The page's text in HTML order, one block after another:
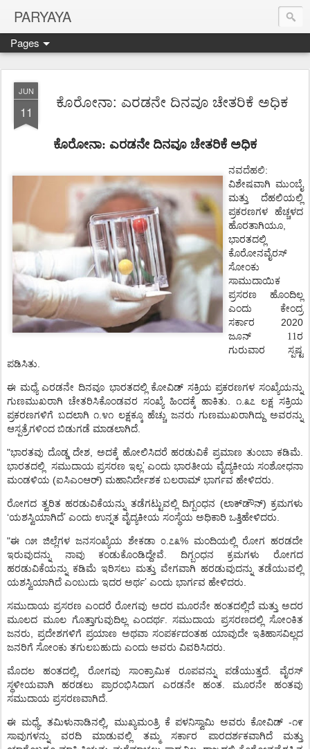
PARYAYA
Pages
JUN
11
ಕೊರೋನಾ: ಎರಡನೇ ದಿನವೂ ಚೇತರಿಕೆ ಅಧಿಕ
ಕೊರೋನಾ: ಎರಡನೇ ದಿನವೂ ಚೇತರಿಕೆ ಅಧಿಕ
ನವದೆಹಲಿ:
ವಿಶೇಷವಾಗಿ ಮುಂಬೈ
ಮತ್ತು
ದೆಹಲಿಯಲ್ಲಿ
ಪ್ರಕರಣಗಳ
ಹೆಚ್ಚಳದ
ಹೊರತಾಗಿಯೂ
ಭಾರತದಲ್ಲಿ
ಕೊರೋನವೈರಸ್
ಸೋಂಕು
ಸಾಮುದಾಯಿಕ
ಪ್ರಸರಣ
ಹೊಂದಿಲ್ಲ
ಎಂದು
ಕೇಂದ್ರ
ಸರ್ಕಾರ 2020
ಜೂನ್ 11ರ
ಗುರುವಾರ
ಸ್ಪಷ್ಟ
ಪಡಿಸಿತು
ಈ ಮಧ್ಯೆ ಎರಡನೇ ದಿನವೂ ಭಾರತದಲ್ಲಿ ಕೋವಿಡ್ ಸಕ್ರಿಯ ಪ್ರಕರಣಗಳ ಸಂಖ್ಯೆಯನ್ನು
ಗುಣಮುಖರಾಗಿ ಚೇತರಿಸಿಕೊಂಡವರ ಸಂಖ್ಯೆ ಹಿಂದಕ್ಕೆ ಹಾಕಿತು ೧ ೩೭ ಲಕ್ಷ ಸಕ್ರಿಯ
ಪ್ರಕರಣಗಳಿಗೆ ಬದಲಾಗಿ ೧ .೪೧ ಲಕ್ಷಕ್ಕೂ ಹೆಚ್ಚು ಜನರು ಗುಣಮುಖರಾಗಿದ್ದು ಅವರನ್ನು
ಆಸ್ಪತ್ರೆಗಳಿಂದ ಬಿಡುಗಡೆ ಮಾಡಲಾಗಿದೆ
"ಭಾರತವು ದೊಡ್ಡ ದೇಶ, ಅದಕ್ಕೆ ಹೋಲಿಸಿದರೆ ಹರಡುವಿಕೆ ಪ್ರಮಾಣ ತುಂಬಾ ಕಡಿಮೆ
ಭಾರತದಲ್ಲಿ ಸಮುದಾಯ ಪ್ರಸರಣ ಇಲ್ಲ’ ಎಂದು ಭಾರತೀಯ ವೈದ್ಯಕೀಯ ಸಂಶೋಧನಾ
ಮಂಡಳಿಯ (ಐಸಿಎಂಆರ್) ಮಹಾನಿರ್ದೇಶಕ ಬಲರಾಮ್ ಭಾರ್ಗವ ಹೇಳಿದರು
ರೋಗದ ತ್ವರಿತ ಹರಡುವಿಕೆಯನ್ನು ತಡೆಗಟ್ಟುವಲ್ಲಿ ದಿಗ್ಬಂಧನ (ಲಾಕ್ಡೌನ್) ಕ್ರಮಗಳು
‘ಯಶಸ್ವಿಯಾಗಿದೆ’ ಎಂದು ಉನ್ನತ ವೈದ್ಯಕೀಯ ಸಂಸ್ಥೆಯ ಅಧಿಕಾರಿ ಒತ್ತಿಹೇಳಿದರು
"ಈ ೧೫ ಜಿಲ್ಲೆಗಳ ಜನಸಂಖ್ಯೆಯ ಶೇಕಡಾ ೦ ೭೩% ಮಂದಿಯಲ್ಲಿ ರೋಗ ಹರಡದೇ
ಇರುವುದನ್ನು
ನಾವು ಕಂಡುಕೊಂಡಿದ್ದೇವೆ ದಿಗ್ಬಂಧನ ಕ್ರಮಗಳು
ರೋಗದ
ಹರಡುವಿಕೆಯನ್ನು ಕಡಿಮೆ ಇರಿಸಲು ಮತ್ತು ವೇಗವಾಗಿ ಹರಡುವುದನ್ನು ತಡೆಯುವಲ್ಲಿ
ಯಶಸ್ವಿಯಾಗಿದೆ ಎಂಬುದು ಇದರ ಅರ್ಥ’ ಎಂದು ಭಾರ್ಗವ ಹೇಳಿದರು
ಸಮುದಾಯ ಪ್ರಸರಣ ಎಂದರೆ ರೋಗವು ಅದರ ಮೂರನೇ ಹಂತದಲ್ಲಿದೆ ಮತ್ತು ಅದರ
ಮೂಲದ ಮೂಲ ಗೊತ್ತಾಗುವುದಿಲ್ಲ ಎಂದರ್ಥ.ಸಮುದಾಯ ಪ್ರಸರಣದಲ್ಲಿ
ಸೋಂಕಿತ
ಜನರು ,ಪ್ರದೇಶಗಳಿಗೆ ಪ್ರಯಾಣ ಅಥವಾ ಸಂಪರ್ಕದಂತಹ ಯಾವುದೇ ಇತಿಹಾಸವಿಲ್ಲದ
ಜನರಿಗೆ ಸೋಂಕು ತಗುಲಬಹುದು ಎಂದು ಅವರು ವಿವರಿಸಿದರು
ಮೊದಲ ಹಂತದಲ್ಲಿ ರೋಗವು ಸಾಂಕ್ರಾಮಿಕ ರೂಪವನ್ನು ಪಡೆಯುತ್ತದೆ
ವೈರಸ್
ಸ್ಥಳೀಯವಾಗಿ
ಹರಡಲು ಪ್ರಾರಂಭಿಸಿದಾಗ ಎರಡನೇ ಹಂತ ಮೂರನೇ
ಹಂತವು
ಸಮುದಾಯ ಪ್ರಸರಣವಾಗಿದೆ
ಈ ಮಧ್ಯೆ ,ತಮಿಳುನಾಡಿನಲ್ಲಿ ಮುಖ್ಯಮಂತ್ರಿ ಕೆ ಪಳನಿಸ್ವಾಮಿ ಅವರು ಕೋವಿಡ್ -೧೯
ಸಾವುಗಳನ್ನು
ವರದಿ ಮಾಡುವಲ್ಲಿ ತಮ್ಮ ಸರ್ಕಾರ ಪಾರದರ್ಶಕವಾಗಿದೆ
ಮತ್ತು